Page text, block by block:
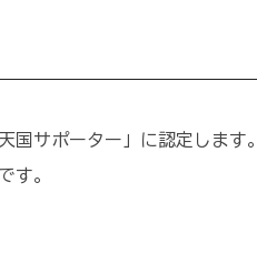
サポーター」に認定します。
す。